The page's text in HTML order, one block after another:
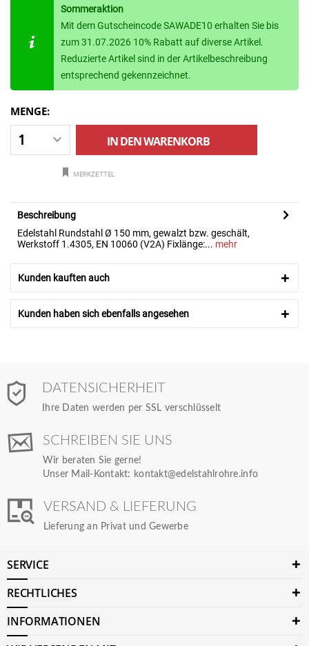
Sommeraktion
Mit dem Gutscheincode SAWADE10 erhalten Sie bis
zum 31.07.2026 10% Rabatt auf diverse Artikel.
Reduzierte Artikel sind in der Artikelbeschreibung
entsprechend gekennzeichnet.
MENGE:
IN DENWARENKORB
MERKZETTEL
Beschreibung
Edelstahl Rundstahl Ø 150 mm, gewalzt bzw. geschält,
Werkstoff 1.4305, EN 10060 (V2A) Fixlänge:... mehr
Kunden kauften auch
Kunden haben sich ebenfalls angesehen
DATENSICHERHEIT
Ihre Daten werden per SSL verschlüsselt
SCHREIBEN SIE UNS
Wir beraten Sie gerne!
Unser Mail-Kontakt: kontakt@edelstahlrohre.info
VERSAND & LIEFERUNG
Lieferung an Privat und Gewerbe
SERVICE
RECHTLICHES
INFORMATIONEN